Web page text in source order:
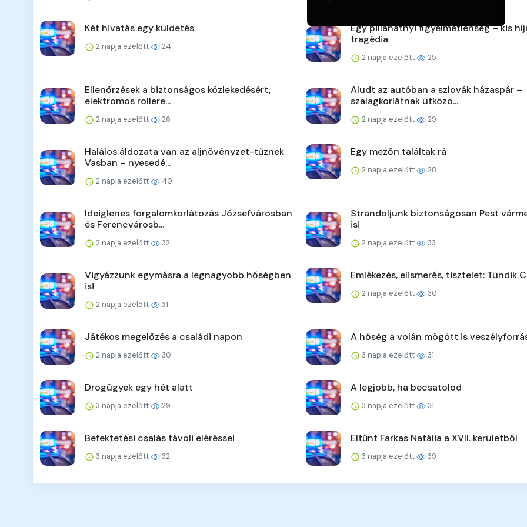
Két hivatás egy küldetés
2 napja ezelőtt 24
Egy pillanatnyi figyelmetlenség – kis
tragédia
2 napja ezelőtt 25
Ellenőrzések a biztonságos közlekedésért,
elektromos rollere...
2 napja ezelőtt 26
Aludt az autóban a szlovák házaspár –
szalagkorlátnak ütközö...
2 napja ezelőtt 29
Halálos áldozata van az aljnövényzet-tűznek
Vasban – nyesedé...
2 napja ezelőtt 40
Egy mezőn találtak rá
2 napja ezelőtt 28
Ideiglenes forgalomkorlátozás Józsefvárosban
és Ferencvárosb...
2 napja ezelőtt 32
Strandoljunk biztonságosan Pest
is!
2 napja ezelőtt 33
Vigyázzunk egymásra a legnagyobb hőségben
is!
2 napja ezelőtt 31
Emlékezés, elismerés, tisztelet: Tündik
2 napja ezelőtt 30
Játékos megelőzés a családi napon
2 napja ezelőtt 30
A hőség a volán mögött is
3 napja ezelőtt 31
Drogügyek egy hét alatt
3 napja ezelőtt 29
A legjobb, ha becsatolod
3 napja ezelőtt 31
Befektetési csalás távoli eléréssel
3 napja ezelőtt 32
Eltűnt Farkas Natália a XVII. kerületből
3 napja ezelőtt 39